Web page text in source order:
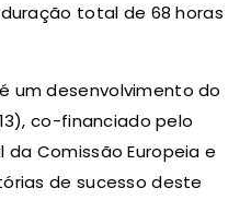
total de 68 horas
um desenvolvimento do
co-financiado pelo
Comissão Europeia e
de sucesso deste